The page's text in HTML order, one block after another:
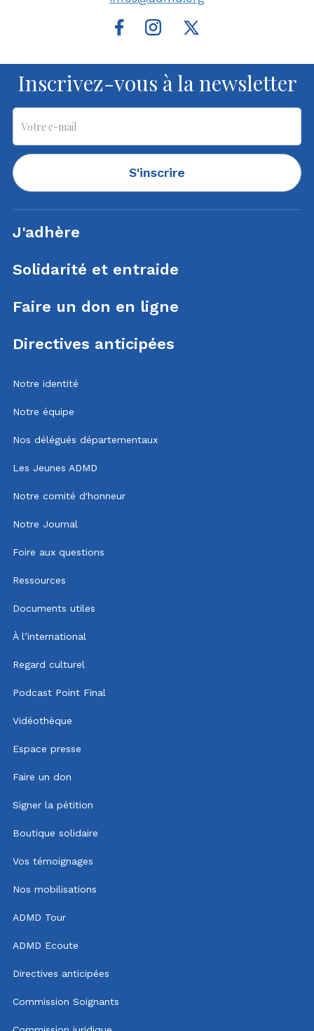
Inscrivez-vous à la newsletter
S'inscrire
J'adhère
Solidarité et entraide
Faire un don en ligne
Directives anticipées
Notre identité
Notre équipe
Nos délégués départementaux
Les Jeunes ADMD
Notre comité d'honneur
Notre Journal
Foire aux questions
Ressources
Documents utiles
À l’international
Regard culturel
Podcast Point Final
Vidéothèque
Espace presse
Faire un don
Signer la pétition
Boutique solidaire
Vos témoignages
Nos mobilisations
ADMD Tour
ADMD Ecoute
Directives anticipées
Commission Soignants